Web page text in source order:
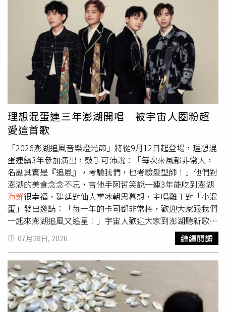
人詹姆士帶領民眾探索展館美味亮點。展覽期間，臺灣觀光
代言人「喔熊組長」也將化身「風土釀造長」，與民眾近距
離互動。客家館則集結全台優質客庄業者展售特色產品，特
別打造「客庄市場好好玩」展示空間，以市場情境呈現客庄
多元食材，讓民眾沉浸式體驗客庄市場氛圍。客家館首日開
幕活動則特別舉辦「三味交織客家宴」，邀請「阿爸的客家
菜」郭敏昌主廚登台精彩展演，展覽期間凡於現場消費滿
1,288元，即可獲得精美好禮。各地方縣市政府亦帶來極具
在地特色的美食，其中，屏東館以「屏東好味」從農漁特
產、品牌展售到料理展演，將屏東飲食風景搬進展場，開展
首日即湧入不少參觀人潮，試吃、互動與選購氣氛熱絡。除
了料理展演，屏東館也安排小辣椒營養師講座、舞台互動遊
戲、親子DIY體驗，以及消費滿額抽獎、打卡送好禮等活
動，讓民眾在逛展、品嚐之餘，能更深入了解屏東的農漁產
業與地方文化。
地：美國麻薩諸塞州普羅溫斯敦，親自感受當地街景、餐館
文化與生活節奏，捕捉自由氣息與未知可能的青春年代。麥
特強森表示：「我想捕捉的，是一個還不知道自己未來會成
為誰的人。」《野生狂廚》聚焦一段關於青春、迷惘、自我
探索，並在生命轉角找到熱情與方向的成長旅程，屬於所有
人生命中那段最真實混亂、卻也最珍貴動人的青春歲月。在
《野生狂廚》中飾演「東尼」的新生代演員多明尼克塞薩，
憑藉細膩又充滿爆發力的演出，首映後迅速成為外媒關注焦
點，更被視為今年獎季最受期待的新星之一。導演麥特強森
對他的表現給予高度肯定：「多明尼克的許多特質彷彿一開
始就寫進了這角色的DNA。」多明尼克塞薩以自然真摯的演
出，詮釋一名19歲青年內心的矛盾與渴望：既渴望被世界看
見，又不知道自己真正想成為什麼樣的人。他不僅展現角色
對料理世界的逐漸著迷，更刻畫出在人際關係與人生選擇間
掙扎成長的過程，讓這場發生於廚房裡的青春冒險充滿真實
力量。多明尼克塞薩直擊角色靈魂的演出，也成為《野生狂
廚》首映後獲得影評一致好評、獲得爛番茄97%新鮮度的重
要原因。在《野生狂廚》中，話題新星多明尼克塞薩（左）
飾演迷惘的青年東尼。（圖／CATCHPLAY提供）除了多明
尼克塞薩的亮眼演出，《野生狂廚》更邀請影帝級演員安東
尼奧班德拉斯加盟，飾演深刻影響東尼人生的重要恩師
「Chef」，與話題新星攜手演繹亦師亦父的靈魂羈絆。導演
麥特強森透露，安東尼奧班德拉斯之所以能精準詮釋這位神
秘主廚，不僅來自深厚的演技功力，更因他本人就是熱愛料
理的美食狂熱者。麥特強森笑說：「安東尼奧自己經營八家
理想混蛋連三年澎湖開唱 被宇宙人圈粉超
愛這首歌
「2026澎湖追風音樂燈光節」將從9月12日起登場，理想混
蛋連續3年參加演出，鼓手可沛說：「每次來風都非常大，
名副其實是『追風』，考驗我們，也考驗髮型師！」他們對
澎湖的美食念念不忘，吉他手阿哲笑說一連3年能吃到澎湖
海鮮很幸福，建廷對仙人掌冰朝思暮想，主唱雞丁對「小混
蛋」發出邀請：「每一年的卡司都非常棒，歡迎大家跟我們
一起來澎湖追風又追星！」宇宙人歡迎大家到澎湖聽新歌。
（圖／三立提供）宇宙人則說澎湖的海風很舒服：「每次來
澎湖演出都有一種很chill的感覺，今年歡迎大家來澎湖聽新
歌！」他們日前在五月天演唱會擔任嘉賓，高喊新專輯9月
見，令歌迷期待不已。連理想混蛋也被圈粉：「我們的吉他
手阿哲非常喜歡宇宙人的新歌，練團時都在彈〈沒有人像我
一樣〉，很期待在現場聽前輩表演這首超好聽的歌。」怕胖
團打趣說不怕澎湖的風了。（圖／三立提供）怕胖團是第二
07月28日, 2026 繼續閱讀